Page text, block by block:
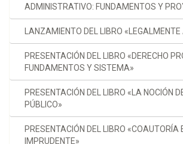
ADMINISTRATIVO: FUNDAMENTOS Y
LANZAMIENTO DEL LIBRO «LEGALMENTE
PRESENTACIÓN DEL LIBRO «DERECHO
FUNDAMENTOS Y SISTEMA»
PRESENTACIÓN DEL LIBRO «LA NOCIÓN
PÚBLICO»
PRESENTACIÓN DEL LIBRO «COAUTORÍA
IMPRUDENTE»